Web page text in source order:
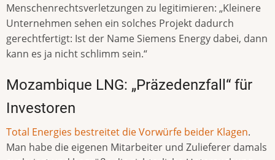
Menschenrechtsverletzungen zu legitimieren: „Kleinere
Unternehmen sehen ein solches Projekt dadurch
gerechtfertigt: Ist der Name Siemens Energy dabei, dann
kann es ja nicht schlimm sein.“
Mozambique LNG: „Präzedenzfall“ für
Investoren
Total Energies bestreitet die Vorwürfe beider Klagen.
Man habe die eigenen Mitarbeiter und Zulieferer damals